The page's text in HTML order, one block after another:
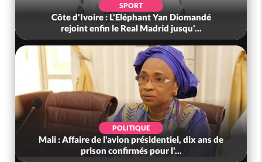
SPORT
Côte d'Ivoire : L'Eléphant Yan Diomandé
rejoint enfin le Real Madrid jusqu'...
POLITIQUE
Mali : Affaire de l'avion présidentiel, dix ans de
prison confirmés pour l'...